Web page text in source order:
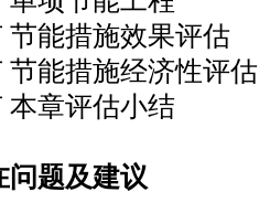
措施效果评估
措施经济性评估
评估小结
问题及建议